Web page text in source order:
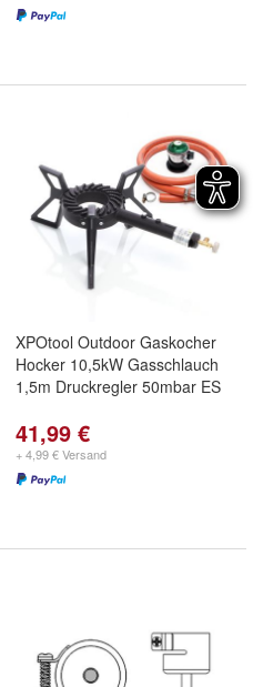
XPOtool Outdoor Gaskocher
Hocker 10,5kW Gasschlauch
1,5m Druckregler 50mbar ES
41,99 €
+ 4,99 € Versand